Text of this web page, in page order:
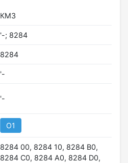
КМЗ
'-; 8284
8284
'-
'-
О1
8284 00, 8284 10, 8284 В0,
8284 С0, 8284 А0, 8284 D0,